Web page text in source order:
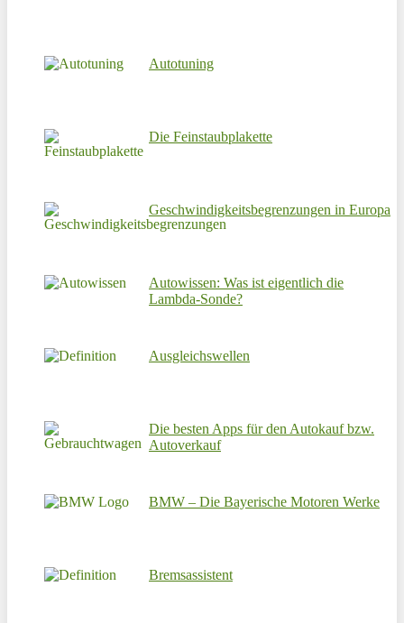
Autotuning
Die Feinstaubplakette
Geschwindigkeitsbegrenzungen in Europa
Autowissen: Was ist eigentlich die
Lambda-Sonde?
Ausgleichswellen
Die besten Apps für den Autokauf bzw.
Autoverkauf
BMW – Die Bayerische Motoren Werke
Bremsassistent